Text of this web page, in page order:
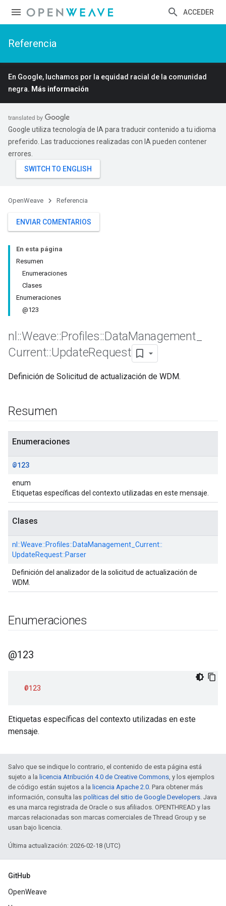
ACCEDER
Referencia
En Google, luchamos por la equidad racial de la comunidad
negra. Más información
Google utiliza tecnología de IA para traducir contenido a tu idioma
preferido. Las traducciones realizadas con IA pueden contener
errores.
OpenWeave Referencia
ENVIAR COMENTARIOS
En esta página
Resumen
Enumeraciones
Clases
Enumeraciones
@123
nl ::Weave::Profiles::DataManagement
Current::UpdateRequest
Definición de Solicitud de actualización de WDM.
Resumen
Enumeraciones
@123
enum
Etiquetas específicas del contexto utilizadas en este mensaje.
Clases
nl::Weave::Profiles::DataManagement_Current::
UpdateRequest::Parser
Definición del analizador de la solicitud de actualización de
WDM.
Enumeraciones
@123
@123
Etiquetas específicas del contexto utilizadas en este
mensaje.
Salvo que se indique lo contrario, el contenido de esta página está
sujeto a la licencia Atribución 4.0 de Creative Commons, y los ejemplos
de código están sujetos a la licencia Apache 2.0. Para obtener más
información, consulta las políticas del sitio de Google Developers. Java
es una marca registrada de Oracle o sus afiliados. OPENTHREAD y las
marcas relacionadas son marcas comerciales de Thread Group y se
usan bajo licencia.
Última actualización: 2026-02-18 (UTC)
GitHub
OpenWeave